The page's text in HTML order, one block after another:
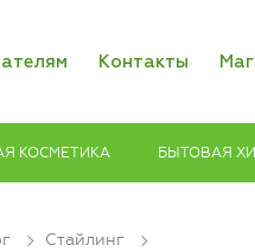
Контакты
КОСМЕТИКА БЫТОВАЯ
Стайлинг